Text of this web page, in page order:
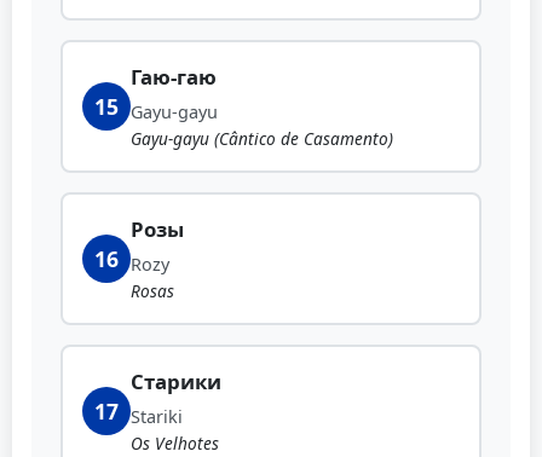
15
Гаю-гаю
Gayu-gayu
Gayu-gayu (Cântico de Casamento)
16
Розы
Rozy
Rosas
17
Старики
Stariki
Os Velhotes